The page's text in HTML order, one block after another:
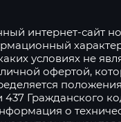
интернет-сайт
условиях не
офертой,
437 Гражданского
о